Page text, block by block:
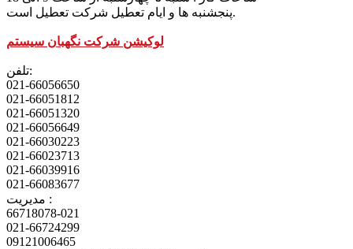
پنجشنبه ها و ایام تعطیل شرکت تعطیل است.
لوکیشن شرکت نگهبان سیستم
تلفن:
021-66056650
021-66051812
021-66051320
021-66056649
021-66030223
021-66023713
021-66039916
021-66083677
مدیریت :
66718078-021
021-66724299
09121006465